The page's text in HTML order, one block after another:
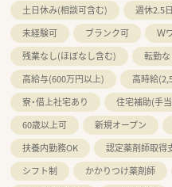
土日休み(相談可含む)
週休2.5
未経験可
ブランク可 Ｗ
残業なし(ほぼなし含む)
転勤な
高給与(600万円以上)
高時給
寮・借上社宅あり
住宅補助(手
60歳以上可
新規オープン
扶養内勤務OK
認定薬剤師取得
シフト制
かかりつけ薬剤師